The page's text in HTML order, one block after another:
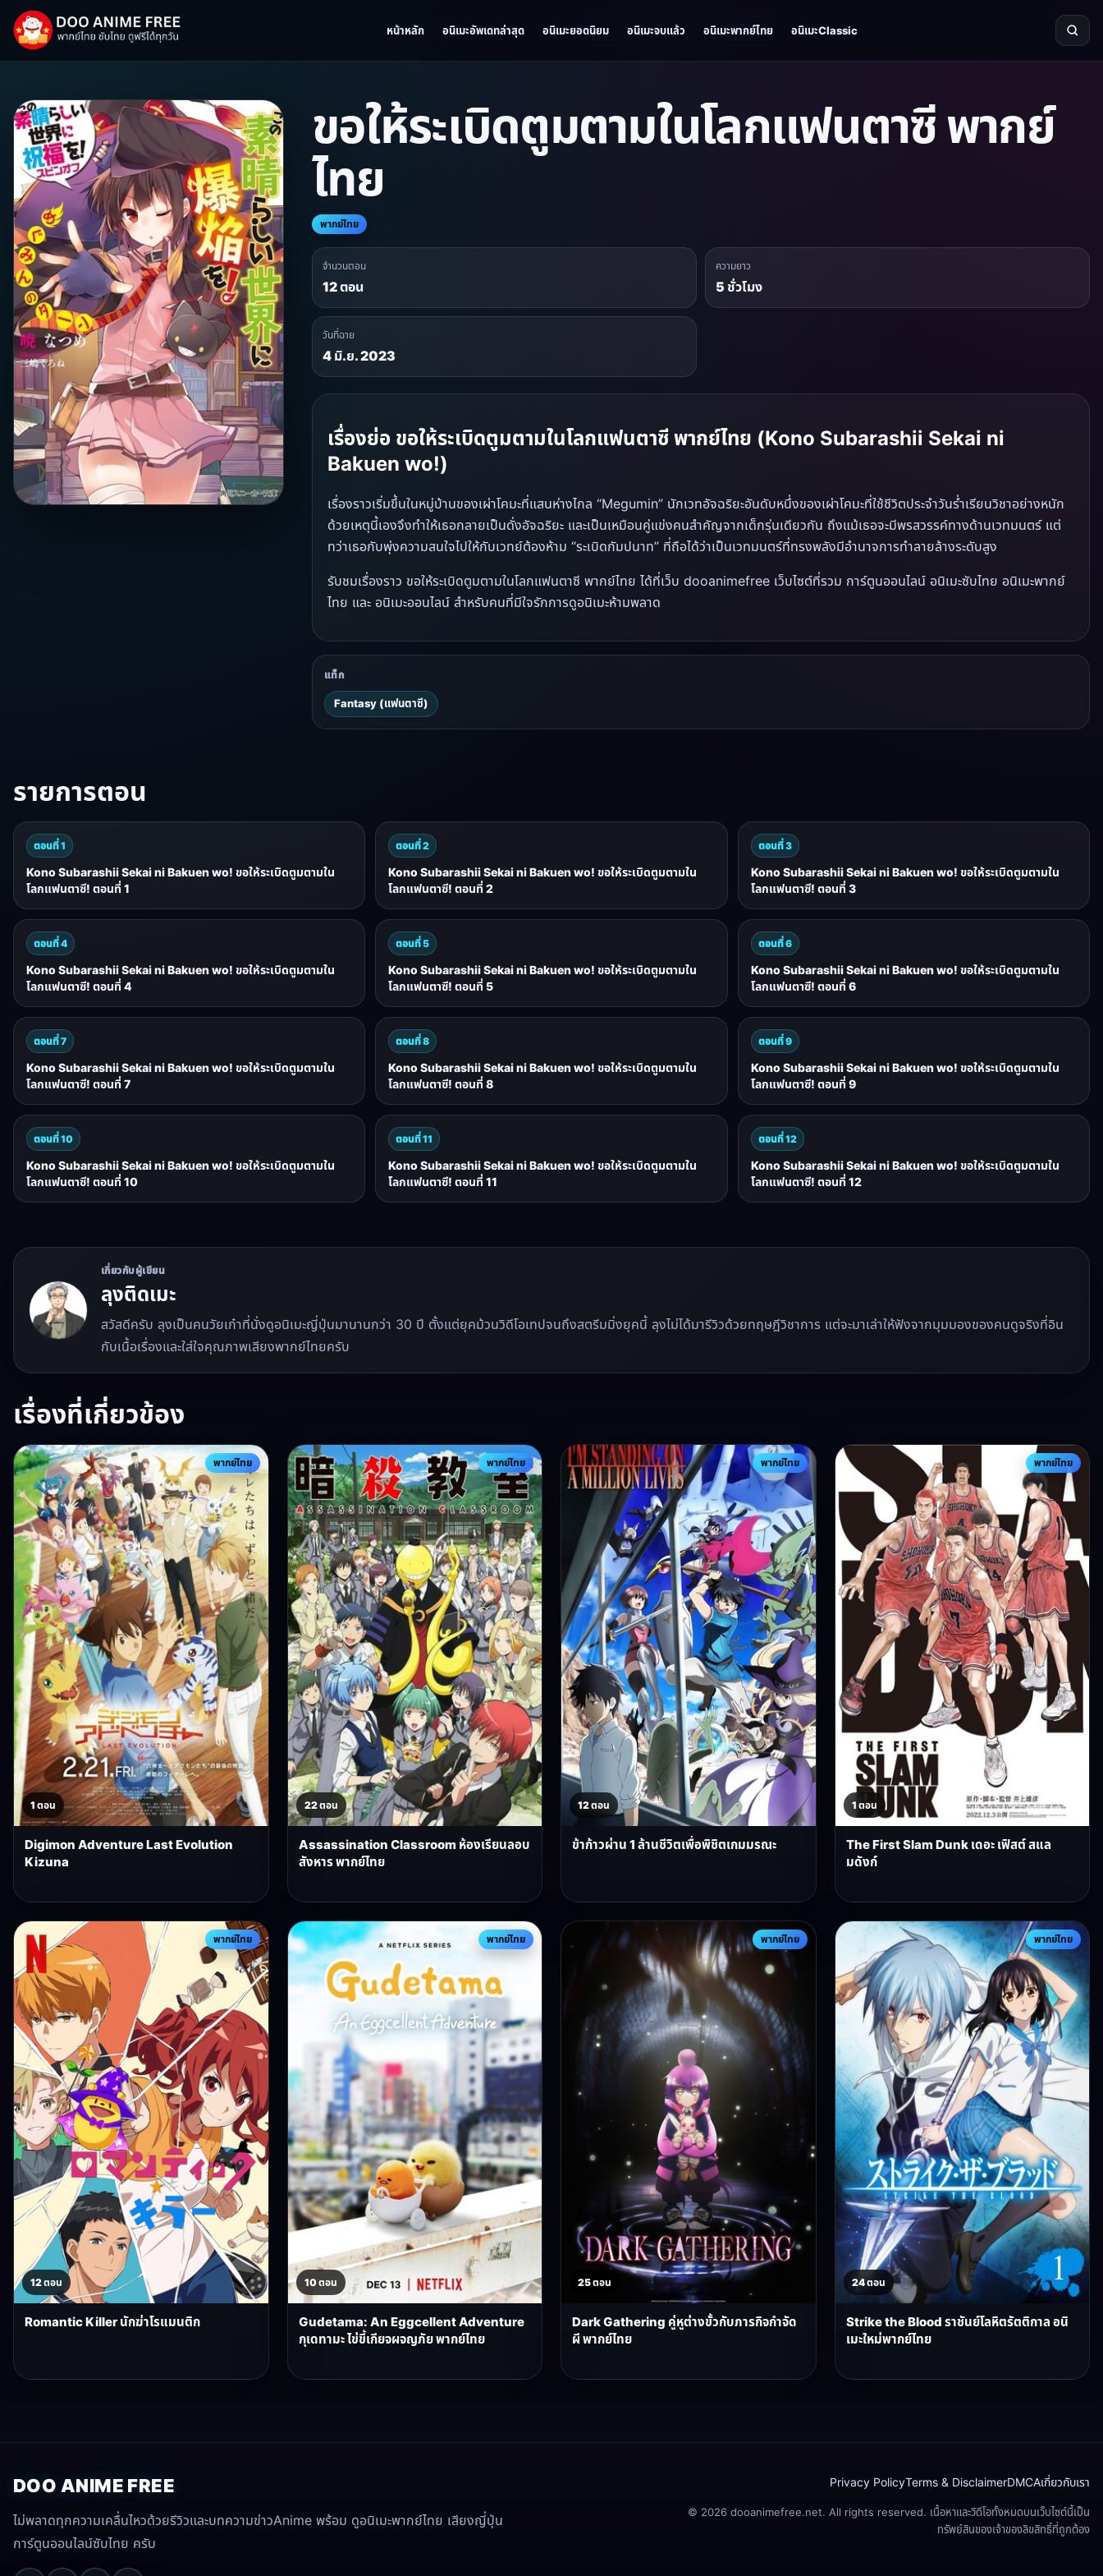
หน้าหลัก อนิเมะอัพเดทล่าสุด อนิเมะยอดนิยม อนิเมะจบแล้ว อนิเมะพากย์ไทย อนิเมะClassic
ขอให้ระเบิดตูมตามในโลกแฟนตาซี พากย์
ไทย
พากย์ไทย
จำนวนตอน
12 ตอน
ความยาว
5 ชั่วโมง
วันที่ฉาย
4 มิ.ย. 2023
เรื่องย่อ ขอให้ระเบิดตูมตามในโลกแฟนตาซี พากย์ไทย (Kono Subarashii Sekai ni
Bakuen wo!)
เรื่องราวเริ่มขึ้นในหมู่บ้านของเผ่าโคมะที่แสนห่างไกล “Megumin” นักเวทอัจฉริยะอันดับหนึ่งของเผ่าโคมะที่ใช้ชีวิตประจำวันร่ำเรียนวิชาอย่างหนัก
ด้วยเหตุนี้เองจึงทำให้เธอกลายเป็นดั่งอัจฉริยะ และเป็นเหมือนคู่แข่งคนสำคัญจากเด็กรุ่นเดียวกัน ถึงแม้เธอจะมีพรสวรรค์ทางด้านเวทมนตร์ แต่
ทว่าเธอกับพุ่งความสนใจไปให้กับเวทย์ต้องห้าม “ระเบิดกัมปนาท” ที่ถือได้ว่าเป็นเวทมนตร์ที่ทรงพลังมีอำนาจการทำลายล้างระดับสูง
รับชมเรื่องราว ขอให้ระเบิดตูมตามในโลกแฟนตาซี พากย์ไทย ได้ที่เว็บ dooanimefree เว็บไซต์ที่รวม การ์ตูนออนไลน์ อนิเมะซับไทย อนิเมะพากย์
ไทย และ อนิเมะออนไลน์ สำหรับคนที่มีใจรักการดูอนิเมะห้ามพลาด
แท็ก
Fantasy (แฟนตาซี)
รายการตอน
ตอนที่ 1
Kono Subarashii Sekai ni Bakuen wo! ขอให้ระเบิดตูมตามใน
โลกแฟนตาซี! ตอนที่ 1
ตอนที่ 2
Kono Subarashii Sekai ni Bakuen wo! ขอให้ระเบิดตูมตามใน
โลกแฟนตาซี! ตอนที่ 2
ตอนที่ 3
Kono Subarashii Sekai ni Bakuen wo! ขอให้ระเบิดตูมตามใน
โลกแฟนตาซี! ตอนที่ 3
ตอนที่ 4
Kono Subarashii Sekai ni Bakuen wo! ขอให้ระเบิดตูมตามใน
โลกแฟนตาซี! ตอนที่ 4
ตอนที่ 5
Kono Subarashii Sekai ni Bakuen wo! ขอให้ระเบิดตูมตามใน
โลกแฟนตาซี! ตอนที่ 5
ตอนที่ 6
Kono Subarashii Sekai ni Bakuen wo! ขอให้ระเบิดตูมตามใน
โลกแฟนตาซี! ตอนที่ 6
ตอนที่ 7
Kono Subarashii Sekai ni Bakuen wo! ขอให้ระเบิดตูมตามใน
โลกแฟนตาซี! ตอนที่ 7
ตอนที่ 8
Kono Subarashii Sekai ni Bakuen wo! ขอให้ระเบิดตูมตามใน
โลกแฟนตาซี! ตอนที่ 8
ตอนที่ 9
Kono Subarashii Sekai ni Bakuen wo! ขอให้ระเบิดตูมตามใน
โลกแฟนตาซี! ตอนที่ 9
ตอนที่ 10
Kono Subarashii Sekai ni Bakuen wo! ขอให้ระเบิดตูมตามใน
โลกแฟนตาซี! ตอนที่ 10
ตอนที่ 11
Kono Subarashii Sekai ni Bakuen wo! ขอให้ระเบิดตูมตามใน
โลกแฟนตาซี! ตอนที่ 11
ตอนที่ 12
Kono Subarashii Sekai ni Bakuen wo! ขอให้ระเบิดตูมตามใน
โลกแฟนตาซี! ตอนที่ 12
เกี่ยวกับผู้เขียน
ลุงติดเมะ
สวัสดีครับ ลุงเป็นคนวัยเก๋าที่นั่งดูอนิเมะญี่ปุ่นมานานกว่า 30 ปี ตั้งแต่ยุคม้วนวิดีโอเทปจนถึงสตรีมมิ่งยุคนี้ ลุงไม่ได้มารีวิวด้วยทฤษฎีวิชาการ แต่จะมาเล่าให้ฟังจากมุมมองของคนดูจริงที่อิน
กับเนื้อเรื่องและใส่ใจคุณภาพเสียงพากย์ไทยครับ
เรื่องที่เกี่ยวข้อง
พากย์ไทย
1 ตอน
Digimon Adventure Last Evolution
Kizuna
พากย์ไทย
22 ตอน
Assassination Classroom ห้องเรียนลอบ
สังหาร พากย์ไทย
พากย์ไทย
12 ตอน
ข้าก้าวผ่าน 1 ล้านชีวิตเพื่อพิชิตเกมมรณะ
พากย์ไทย
1 ตอน
The First Slam Dunk เดอะ เฟิสต์ สแล
มดังก์
พากย์ไทย
12 ตอน
Romantic Killer นักฆ่าโรแมนติก
พากย์ไทย
10 ตอน
Gudetama: An Eggcellent Adventure
กุเดทามะ ไข่ขี้เกียจผจญภัย พากย์ไทย
พากย์ไทย
25 ตอน
Dark Gathering คู่หูต่างขั้วกับภารกิจกำจัด
ผี พากย์ไทย
พากย์ไทย
24 ตอน
Strike the Blood ราชันย์โลหิตรัตติกาล อนิ
เมะใหม่พากย์ไทย
DOO ANIME FREE
ไม่พลาดทุกความเคลื่นไหวด้วยรีวิวและบทความข่าวAnime พร้อม ดูอนิเมะพากย์ไทย เสียงญี่ปุ่น
การ์ตูนออนไลน์ซับไทย ครับ
Privacy PolicyTerms & DisclaimerDMCAเกี่ยวกับเรา
© 2026 dooanimefree.net. All rights reserved. เนื้อหาและวิดีโอทั้งหมดบนเว็บไซต์นี้เป็น
ทรัพย์สินของเจ้าของลิขสิทธิ์ที่ถูกต้อง